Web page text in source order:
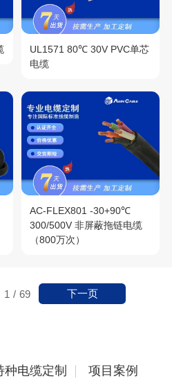
UL1571 80℃ 30V PVC单芯
电缆
AC-FLEX801 -30+90℃
300/500V 非屏蔽拖链电缆
（800万次）
1 / 69 下一页
种电缆定制 项目案例